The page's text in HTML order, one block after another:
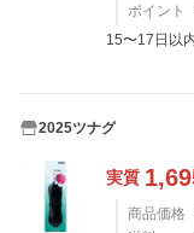
ポイント
15〜17日以
2025ツナグ
実質
商品価格